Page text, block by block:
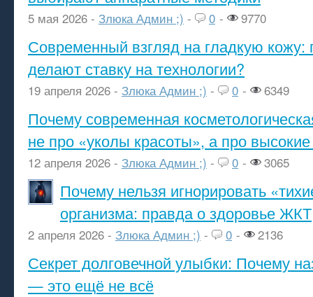
5 мая 2026 - Злюка Админ ;) - 0 - 9770
Современный взгляд на гладкую кожу:
делают ставку на технологии?
19 апреля 2026 - Злюка Админ ;) - 0 - 6349
Почему современная
не про «уколы красоты», а про высокие
12 апреля 2026 - Злюка Админ ;) - 0 - 3065
Почему нельзя игнорировать
организма: правда о здоровье ЖКТ
2 апреля 2026 - Злюка Админ ;) - 0 - 2136
Секрет долговечной улыбки: Почему
— это ещё не всё